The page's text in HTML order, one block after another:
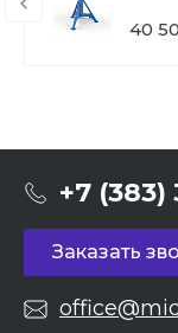
40
+7 (383)
Заказать